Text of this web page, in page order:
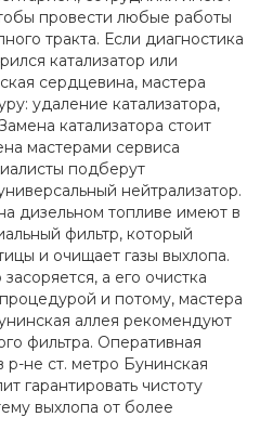
провести любые работы
тракта. Если диагностика
катализатор или
сердцевина, мастера
удаление катализатора,
катализатора стоит
мастерами сервиса
подберут
нейтрализатор.
дизельном топливе имеют в
фильтр, который
и очищает газы выхлопа.
а его очистка
и потому, мастера
аллея рекомендуют
фильтра. Оперативная
р-не ст. метро Бунинская
гарантировать чистоту
выхлопа от более